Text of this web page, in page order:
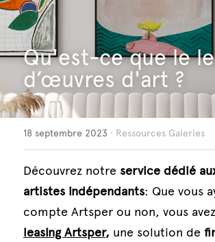
Exposer
Leasing
Rechercher
Français
Français
Italiano
English
Qu'est-ce que le
d’œuvres d'art ?
18 septembre 2023 · Ressources Galeries
Découvrez notre service dédié
artistes indépendants: Que vous
leasing Artsper, une solution de